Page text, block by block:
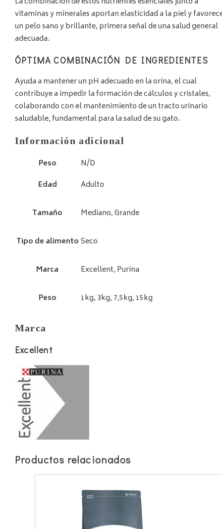
vitaminas y minerales aportan elasticidad a la piel y
un pelo sano y brillante, primera señal de una salud general
adecuada.
ÓPTIMA COMBINACIÓN DE INGREDIENTES
Ayuda a mantener un pH adecuado en la orina, el cual
contribuye a impedir la formación de cálculos y cristales,
colaborando con el mantenimiento de un tracto urinario
saludable, fundamental para la salud de su gato.
Información adicional
Peso
N/D
Edad
Adulto
Tamaño Mediano, Grande
Tipo de alimento Seco
Marca Excellent, Purina
Peso 1kg, 3kg, 7,5kg, 15kg
Marca
Excellent
Productos relacionados